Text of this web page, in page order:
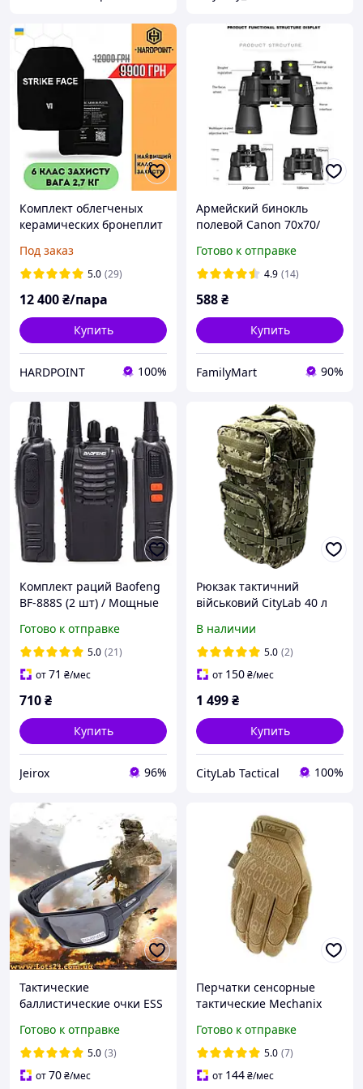
Комплект облегченых
керамических бронеплит
Легкие бронепластины
Study Armor 6 класс ДСТУ
Под заказ
5.0 (29)
12 400₴/пара
Купить
HARDPOINT 100%
Армейский бинокль
полевой Canon 70х70/
охоты/
Водонепроницаемый
Готово к отправке
4.9 (14)
588₴
Купить
FamilyMart 90%
Комплект раций Baofeng
BF-888S (2 шт) / Мощные
Расстояние 10 км /
Профессиональные 16
каналов
Готово к отправке
5.0 (21)
от71 ₴/мес
710₴
Купить
Jeirox 96%
Рюкзак тактичний
військовий CityLab 40 л
В наличии
5.0 (2)
от 150₴/мес
1 499₴
Купить
CityLab Tactical 100%
Тактические
баллистические очки ESS
стрельбы страйкбола со
сменными линзами на
резинке
Готово к отправке
5.0 (3)
от70₴/мес
Перчатки сенсорные
тактические Mechanix
Gloves,универсальные
демисезонные рукавички
НАТО
Готово к отправке
5.0 (7)
от 144₴/мес